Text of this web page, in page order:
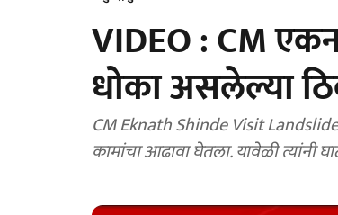
VIDEO : CM
धोका असलेल्या
CM Eknath Shinde Visit
कामांचा आढावा घेतला. यावेळी त्यांनी